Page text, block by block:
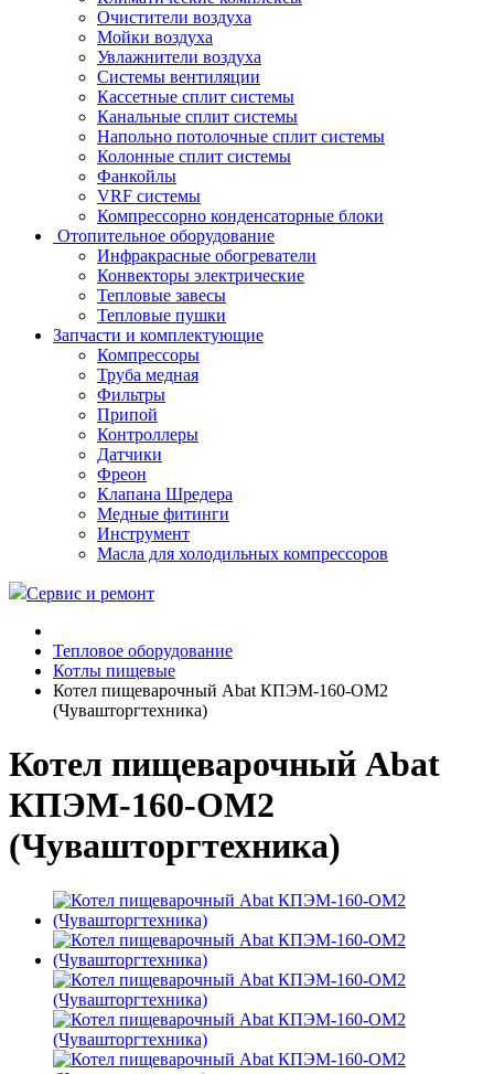
Очистители воздуха
Мойки воздуха
Увлажнители воздуха
Системы вентиляции
Кассетные сплит системы
Канальные сплит системы
Напольно потолочные сплит системы
Колонные сплит системы
Фанкойлы
VRF системы
Компрессорно конденсаторные блоки
Отопительное оборудование
Инфракрасные обогреватели
Конвекторы электрические
Тепловые завесы
Тепловые пушки
Запчасти и комплектующие
Компрессоры
Труба медная
Фильтры
Припой
Контроллеры
Датчики
Фреон
Клапана Шредера
Медные фитинги
Инструмент
Масла для холодильных компрессоров
Сервис и ремонт
Тепловое оборудование
Котлы пищевые
Котел пищеварочный Abat КПЭМ-160-ОМ2
(Чувашторгтехника)
Котел пищеварочный Abat
КПЭМ-160-ОМ2
(Чувашторгтехника)